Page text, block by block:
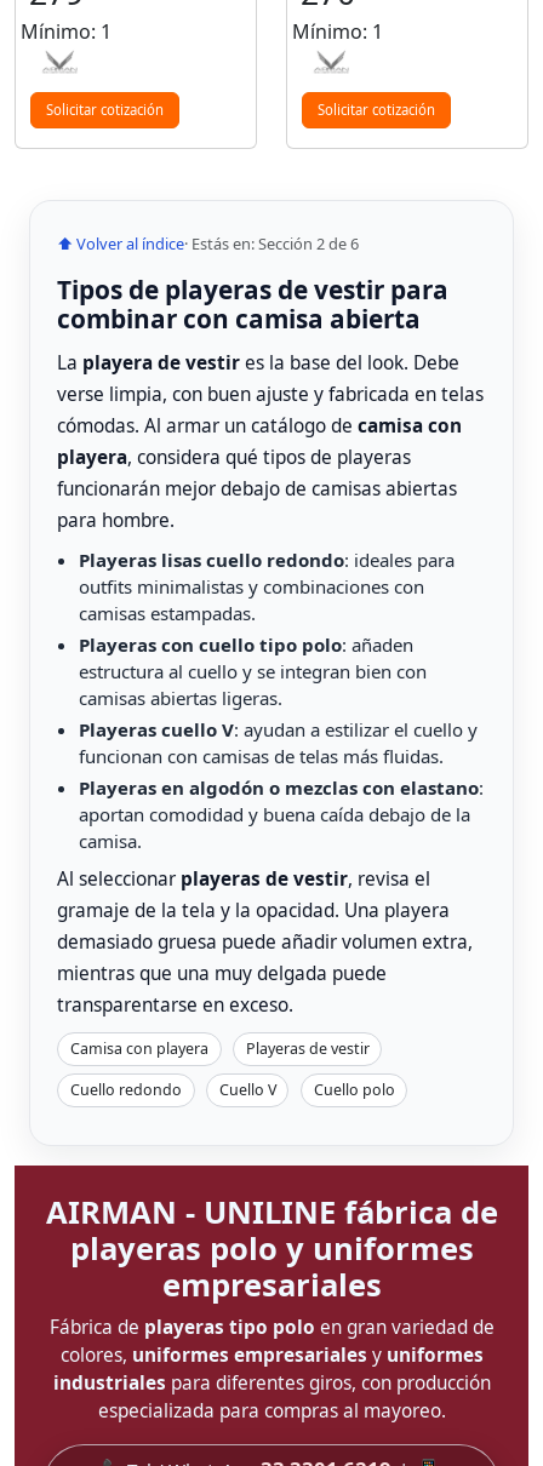
Mínimo: 1
Solicitar cotización
Mínimo: 1
Solicitar cotización
⬆ Volver al índice· Estás en: Sección 2 de 6
Tipos de playeras de vestir para
combinar con camisa abierta
La playera de vestires la base del look. Debe
verse limpia, con buen ajuste y fabricada en telas
cómodas. Al armar un catálogo decamisa con
playera, considera qué tipos de playeras
funcionarán mejor debajo de camisas abiertas
para hombre.
Playeras lisas cuello redondo: ideales para
outfits minimalistas y combinaciones con
camisas estampadas.
Playeras con cuello tipo polo: añaden
estructura al cuello y se integran bien con
camisas abiertas ligeras.
Playeras cuello V: ayudan a estilizar el cuello y
funcionan con camisas de telas más fluidas.
Playeras en algodón o mezclas con elastano:
aportan comodidad y buena caída debajo de la
camisa.
Al seleccionar playeras de vestir, revisa el
gramaje de la tela y la opacidad. Una playera
demasiado gruesa puede añadir volumen extra,
mientras que una muy delgada puede
transparentarse en exceso.
Camisa con playera
Playeras de vestir
Cuello redondo
Cuello V Cuello polo
AIRMAN - UNILINE fábrica de
playeras polo y uniformes
empresariales
Fábrica de playeras tipo polo en gran variedad de
colores, uniformes empresariales y uniformes
industriales para diferentes giros, con producción
especializada para compras al mayoreo.